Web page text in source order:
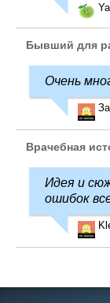
Бывший для
Очень
Врачебная
Идея и
ошибок